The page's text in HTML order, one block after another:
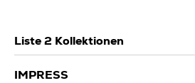
Liste 2 Kollektionen
IMPRESS